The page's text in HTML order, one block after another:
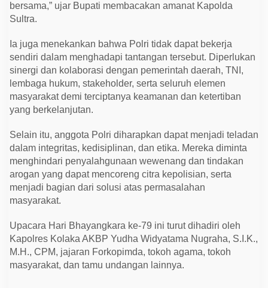
bersama,” ujar Bupati membacakan amanat Kapolda
Sultra.
Ia juga menekankan bahwa Polri tidak dapat bekerja
sendiri dalam menghadapi tantangan tersebut. Diperlukan
sinergi dan kolaborasi dengan pemerintah daerah, TNI,
lembaga hukum, stakeholder, serta seluruh elemen
masyarakat demi terciptanya keamanan dan ketertiban
yang berkelanjutan.
Selain itu, anggota Polri diharapkan dapat menjadi teladan
dalam integritas, kedisiplinan, dan etika. Mereka diminta
menghindari penyalahgunaan wewenang dan tindakan
arogan yang dapat mencoreng citra kepolisian, serta
menjadi bagian dari solusi atas permasalahan
masyarakat.
Upacara Hari Bhayangkara ke-79 ini turut dihadiri oleh
Kapolres Kolaka AKBP Yudha Widyatama Nugraha, S.I.K.,
M.H., CPM, jajaran Forkopimda, tokoh agama, tokoh
masyarakat, dan tamu undangan lainnya.